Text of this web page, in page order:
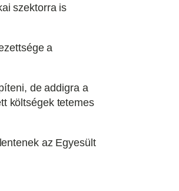
szektorra is
a
de addigra a
költségek tetemes
az Egyesült